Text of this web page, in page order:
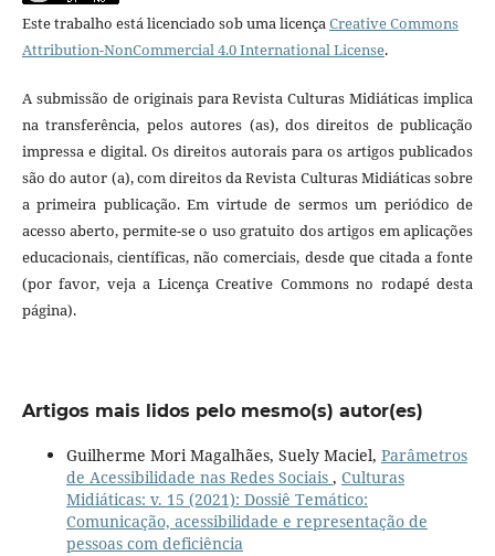
Este trabalho está licenciado sob uma licençaCreative Commons
Attribution-NonCommercial 4.0 International License.
A submissão de originais para Revista Culturas Midiáticas implica
na transferência, pelos autores (as), dos direitos de publicação
impressa e digital. Os direitos autorais para os artigos publicados
são do autor (a), com direitos da Revista Culturas Midiáticas sobre
a primeira publicação. Em virtude de sermos um periódico de
acesso aberto, permite-se o uso gratuito dos artigos em aplicações
educacionais, científicas, não comerciais, desde que citada a fonte
(por favor, veja a Licença Creative Commons no rodapé desta
página).
Artigos mais lidos pelo mesmo(s) autor(es)
Guilherme Mori Magalhães, Suely Maciel, Parâmetros
de Acessibilidade nas Redes Sociais , Culturas
Midiáticas: v. 15 (2021): Dossiê Temático:
Comunicação, acessibilidade e representação de
pessoas com deficiência